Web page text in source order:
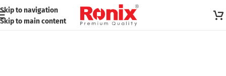
Skip to navigation
Skip to main content